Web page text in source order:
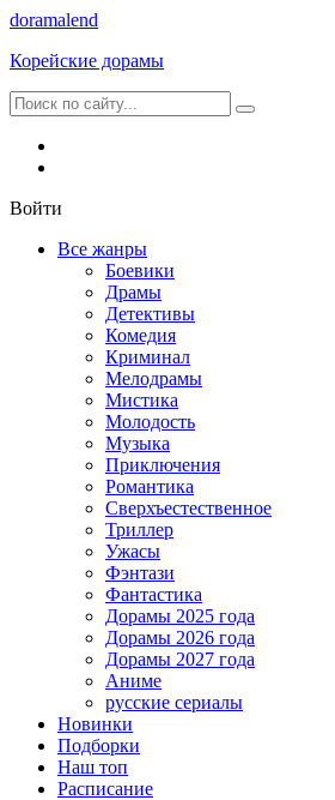
doramalend
Корейские дорамы
Войти
Все жанры
Боевики
Драмы
Детективы
Комедия
Криминал
Мелодрамы
Мистика
Молодость
Музыка
Приключения
Романтика
Сверхъестественное
Триллер
Ужасы
Фэнтази
Фантастика
Дорамы 2025 года
Дорамы 2026 года
Дорамы 2027 года
Аниме
русские сериалы
Новинки
Подборки
Наш топ
Расписание